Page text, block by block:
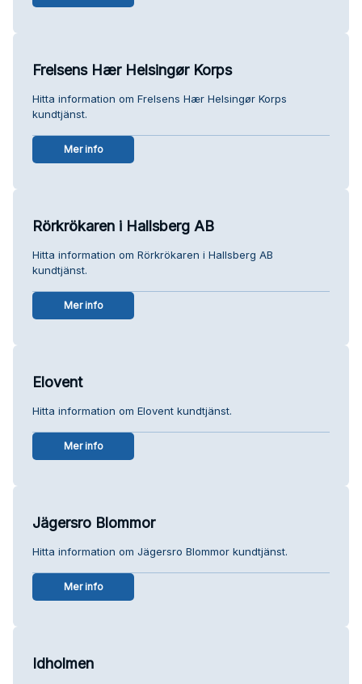
Frelsens Hær Helsingør Korps
Hitta information om Frelsens Hær Helsingør Korps
kundtjänst.
Mer info
Rörkrökaren i Hallsberg AB
Hitta information om Rörkrökaren i Hallsberg AB
kundtjänst.
Mer info
Elovent
Hitta information om Elovent kundtjänst.
Mer info
Jägersro Blommor
Hitta information om Jägersro Blommor kundtjänst.
Mer info
Idholmen